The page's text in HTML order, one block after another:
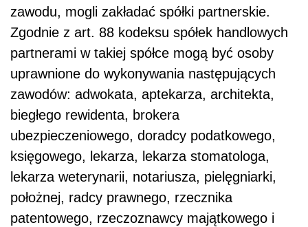
zawodu, mogli zakładać spółki partnerskie.
Zgodnie z art. 88 kodeksu spółek handlowych
partnerami w takiej spółce mogą być osoby
uprawnione do wykonywania następujących
zawodów: adwokata, aptekarza, architekta,
biegłego rewidenta, brokera
ubezpieczeniowego, doradcy podatkowego,
księgowego, lekarza, lekarza stomatologa,
lekarza weterynarii, notariusza, pielęgniarki,
położnej, radcy prawnego, rzecznika
patentowego, rzeczoznawcy majątkowego i